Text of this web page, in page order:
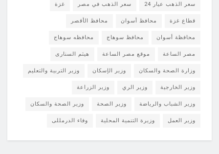
سعر الذهب عيار 24 سعر الذهب في مصر غزة
قطاع غزة محافظ أسوان محافظ الأقصر
محافظة أسوان محافظ سوهاج محافظه سوهاج
مصر الساعة موقع مصر الساعة هيثم السنارى
وزارة الصحة والسكان وزير الإسكان وزير التربية والتعليم
وزير الخارجية وزير الري وزير الزراعة
وزير الشباب والرياضة وزير الصحة وزير الصحة والسكان
وزير العمل وزيرة التنمية المحلية وفاء الدرمللى